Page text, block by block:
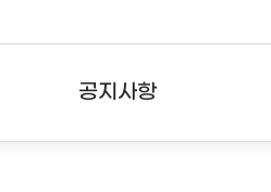
공지사항